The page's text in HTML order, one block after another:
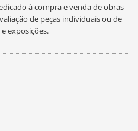
à compra e venda de obras
de peças individuais ou de
exposições.